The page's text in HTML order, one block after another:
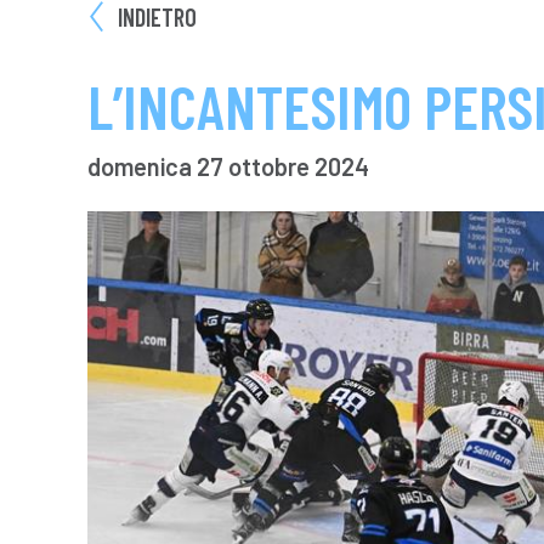
INDIETRO
L’INCANTESIMO
domenica 27 ottobre 2024